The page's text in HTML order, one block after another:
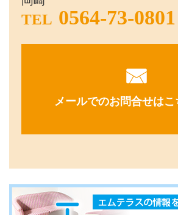
TEL 0564-73-0801
メールでのお問合せはこ